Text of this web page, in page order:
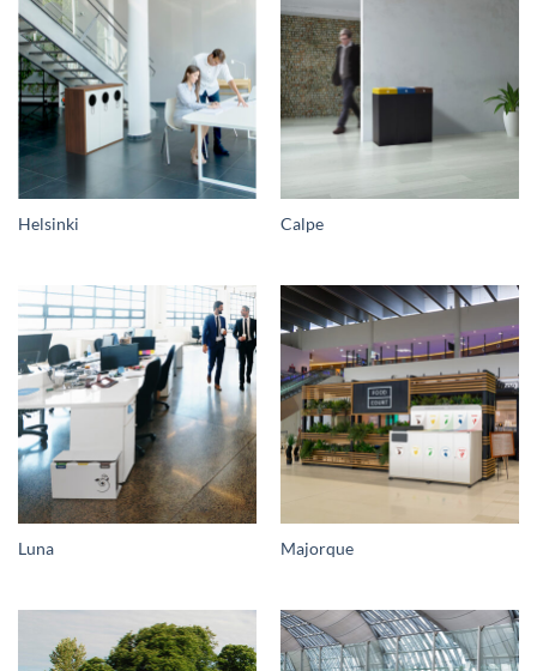
Helsinki Calpe
Luna Majorque